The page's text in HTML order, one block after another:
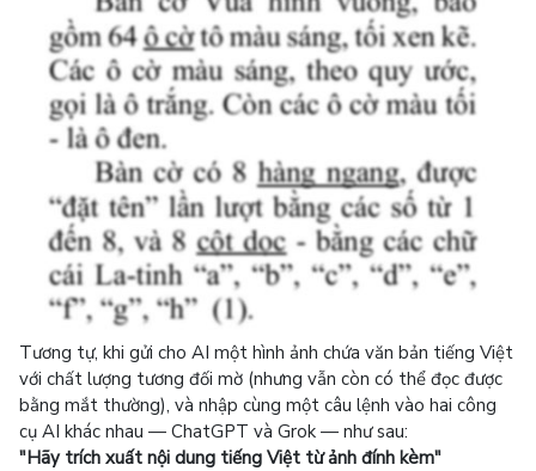
Tương tự, khi gửi cho AI một hình ảnh chứa văn bản tiếng Việt
với chất lượng tương đối mờ (nhưng vẫn còn có thể đọc được
bằng mắt thường), và nhập cùng một câu lệnh vào hai công
cụ AI khác nhau — ChatGPT và Grok — như sau:
"Hãy trích xuất nội dung tiếng Việt từ ảnh đính kèm"